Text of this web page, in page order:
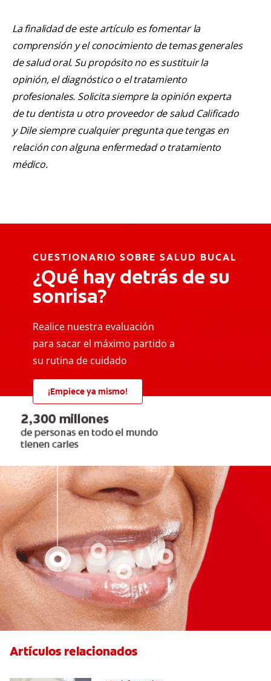
La finalidad de este artículo es fomentar la
comprensión y el conocimiento de temas generales
de salud oral. Su propósito no es sustituir la
opinión, el diagnóstico o el tratamiento
profesionales. Solicita siempre la opinión experta
de tu dentista u otro proveedor de salud Calificado
y Dile siempre cualquier pregunta que tengas en
relación con alguna enfermedad o tratamiento
médico.
CUESTIONARIO SOBRE SALUD BUCAL
¿Qué hay detrás de su
sonrisa?
Realice nuestra evaluación
para sacar el máximo partido a
su rutina de cuidado
¡Empiece ya mismo!
Artículos relacionados